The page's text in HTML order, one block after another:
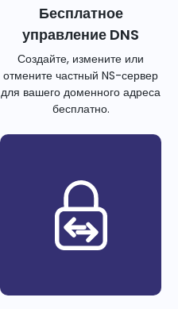
Бесплатное
управление DNS
Создайте, измените или
отмените частный NS-сервер
для вашего доменного адреса
бесплатно.